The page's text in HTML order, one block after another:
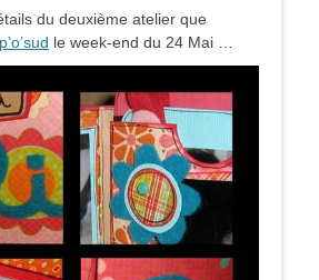
du deuxième atelier que
le week-end du 24 Mai …